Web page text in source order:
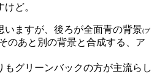
ど。
いますが、後ろが全面青の背景(ブ
のあと別の背景と合成する、ア
グリーンバックの方が主流らし